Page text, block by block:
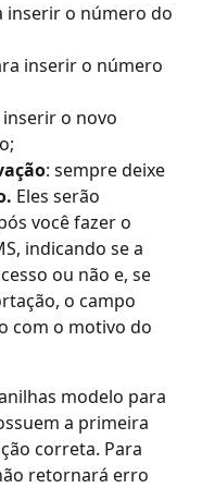
inserir o número do
inserir o número
o novo
: sempre deixe
Eles serão
você fazer o
indicando se a
ou não e, se
o campo
com o motivo do
modelo para
a primeira
correta. Para
retornará erro